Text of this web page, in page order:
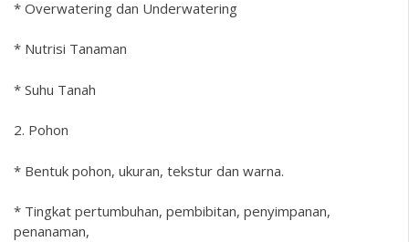
* Overwatering dan Underwatering
* Nutrisi Tanaman
* Suhu Tanah
2. Pohon
* Bentuk pohon, ukuran, tekstur dan warna.
* Tingkat pertumbuhan, pembibitan, penyimpanan,
penanaman,